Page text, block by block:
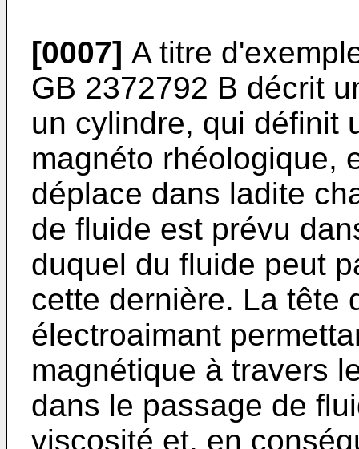
[0007] A titre
GB 2372792 B décrit
un cylindre, qui définit
magnéto rhéologique,
déplace dans ladite
de fluide est prévu
duquel du fluide peut
cette dernière. La tête
électroaimant
magnétique à travers
dans le passage de
viscosité et, en